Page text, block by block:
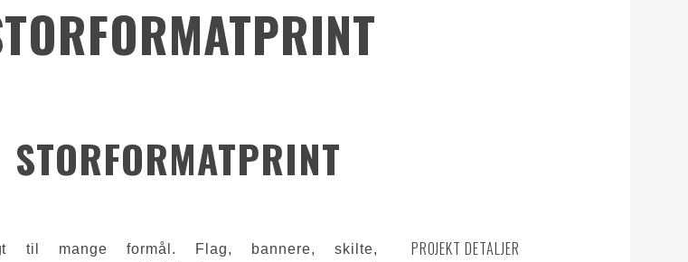
STORFORMATPRINT
til mange formål. Flag, bannere, skilte,
PROJEKT DETALJER